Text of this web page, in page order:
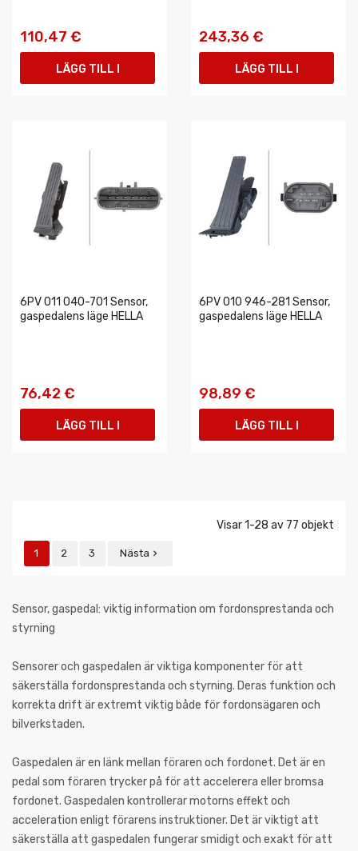
110,47 €
LÄGG TILL I
243,36 €
LÄGG TILL I
6PV 011 040-701 Sensor,
gaspedalens läge HELLA
76,42 €
LÄGG TILL I
6PV 010 946-281 Sensor,
gaspedalens läge HELLA
98,89 €
LÄGG TILL I
Visar 1-28 av 77 objekt
1 2 3 Nästa 
Sensor, gaspedal: viktig information om fordonsprestanda och
styrning
Sensorer och gaspedalen är viktiga komponenter för att
säkerställa fordonsprestanda och styrning. Deras funktion och
korrekta drift är extremt viktig både för fordonsägaren och
bilverkstaden.
Gaspedalen är en länk mellan föraren och fordonet. Det är en
pedal som föraren trycker på för att accelerera eller bromsa
fordonet. Gaspedalen kontrollerar motorns effekt och
acceleration enligt förarens instruktioner. Det är viktigt att
säkerställa att gaspedalen fungerar smidigt och exakt för att